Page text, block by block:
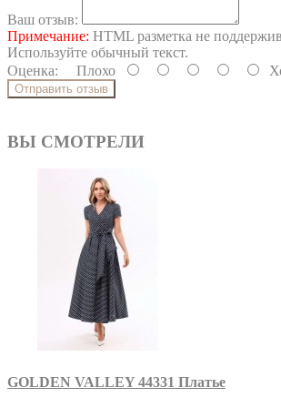
Ваш отзыв:
Примечание: HTML разметка не
Используйте обычный текст.
Оценка: Плохо
Отправить отзыв
ВЫ СМОТРЕЛИ
GOLDEN VALLEY 44331 Платье